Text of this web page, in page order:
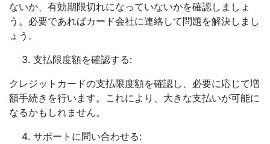
ないか、有効期限切れになっていないかを確認しましょ
う。必要であればカード会社に連絡して問題を解決しまし
ょう。
支払限度額を確認する:
クレジットカードの支払限度額を確認し、必要に応じて増
額手続きを行います。これにより、大きな支払いが可能に
なるかもしれません。
サポートに問い合わせる: